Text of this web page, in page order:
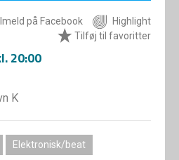
COPENHAGEN
VINTERJAZZ
Temaer
LOCATIONS
Om fonden
på Facebook
Highlight
Tilføj til favoritter
20:00
K
Elektronisk/beat